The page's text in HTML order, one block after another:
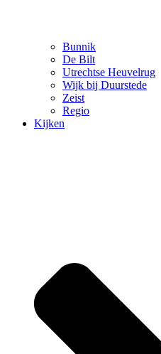
Bunnik
De Bilt
Utrechtse Heuvelrug
Wijk bij Duurstede
Zeist
Regio
Kijken